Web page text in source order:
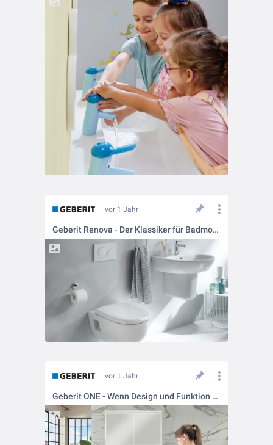
vor 1 Jahr
Geberit Renova - Der Klassiker für Badmodernisierungen
vor 1 Jahr
Geberit ONE - Wenn Design und Funktion eins werden